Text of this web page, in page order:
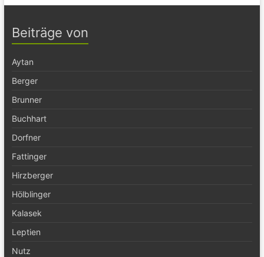
Beiträge von
Aytan
Berger
Brunner
Buchhart
Dorfner
Fattinger
Hirzberger
Hölblinger
Kalasek
Leptien
Nutz